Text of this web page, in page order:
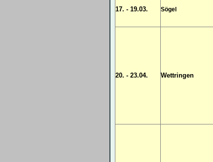
17. - 19.03. Sögel
20. - 23.04. Wettringen